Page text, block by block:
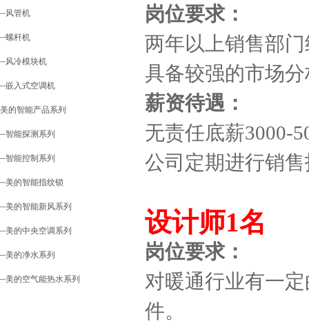
--风管机
--螺杆机
--风冷模块机
--嵌入式空调机
美的智能产品系列
--智能探测系列
--智能控制系列
--美的智能指纹锁
--美的智能新风系列
--美的中央空调系列
--美的净水系列
--美的空气能热水系列
岗位要求：
两年以上销售部
具备较强的市场
薪资待遇：
无责任底薪3000-
公司定期进行销
设计师1名
岗位要求：
对暖通行业有一
件。